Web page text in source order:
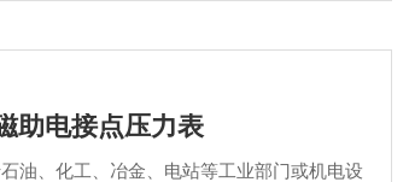
助电接点压力表
油、化工、冶金、电站等工业部门或机电设